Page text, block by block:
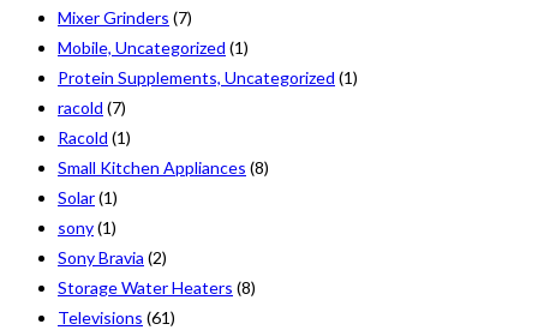
Mixer Grinders (7)
Mobile, Uncategorized (1)
Protein Supplements, Uncategorized (1)
racold (7)
Racold (1)
Small Kitchen Appliances (8)
Solar(1)
sony(1)
Sony Bravia (2)
Storage Water Heaters (8)
Televisions (61)